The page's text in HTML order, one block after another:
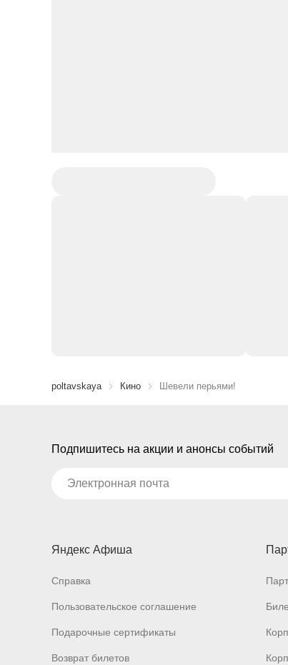
poltavskaya Кино Шевели перьями!
Подпишитесь на акции и анонсы событий
Яндекс Афиша
Справка
Пользовательское соглашение
Подарочные сертификаты
Возврат билетов